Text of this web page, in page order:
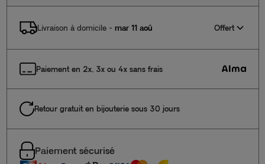
Livraison à domicile- mar 11 aoû Offert
Paiement en 2x, 3x ou 4x sans frais
Retour gratuit en bijouterie sous 30 jours
Paiement sécurisé